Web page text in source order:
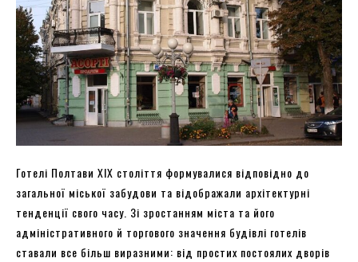
Готелі Полтави XIX століття формувалися відповідно до
загальної міської забудови та відображали архітектурні
тенденції свого часу. Зі зростанням міста та його
адміністративного й торгового значення будівлі готелів
ставали все більш виразними: від простих постоялих дворів